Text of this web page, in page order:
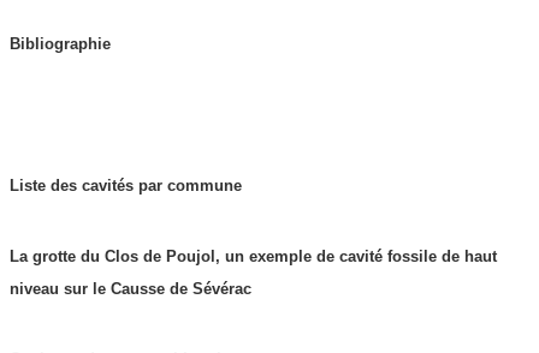
Bibliographie
Liste des cavités par commune
La grotte du Clos de Poujol, un exemple de cavité fossile de haut
niveau sur le Causse de Sévérac